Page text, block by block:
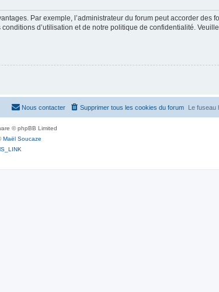
Par exemple, l’administrateur du forum peut accorder des
d’utilisation et de notre politique de confidentialité.
Le
Supprimer tous les cookies du forum
Nous contacter
© phpBB Limited
Maël Soucaze